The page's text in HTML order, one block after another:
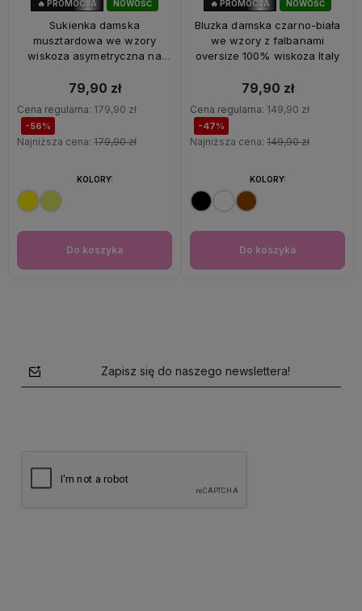
NOWOŚĆ
🔥 PROMOCJA
Sukienka damska
musztardowa we wzory
wiskoza asymetryczna na
79,90 zł
Cena regularna: 179,90 zł
-56%
Najniższa cena: 179,90 zł
Do koszyka
KOLORY:
NOWOŚĆ
🔥 PROMOCJA
Bluzka damska czarno-biała
we wzory z falbanami
oversize 100% wiskoza Italy
79,90 zł
Cena regularna: 149,90 zł
-47%
Najniższa cena: 149,90 zł
Do koszyka
KOLORY:
Zapisz się do naszego newslettera!